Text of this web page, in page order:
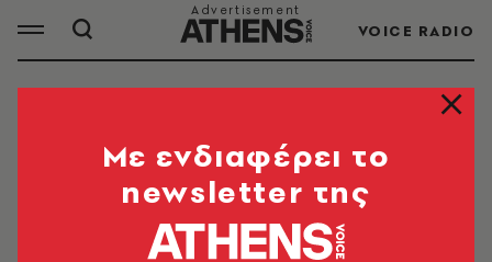
VOICE RADIO
ΚΟΥΡΤΙΝΕΣ
ΟΛΑ ΤΑ ΑΡΘΡΑ ΤΟΥ TAG
Mε ενδιαφέρει το
newsletter της